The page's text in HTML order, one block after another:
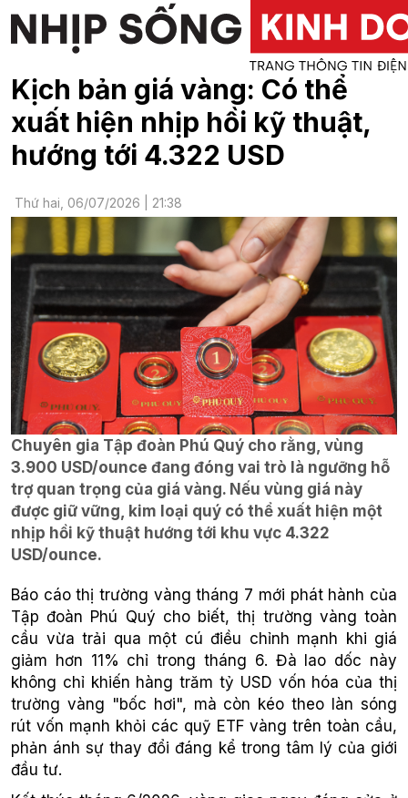
Kịch bản giá vàng: Có thể
xuất hiện nhịp hồi kỹ thuật,
hướng tới 4.322 USD
Thứ hai, 06/07/2026 | 21:38
Chuyên gia Tập đoàn Phú Quý cho rằng, vùng
3.900 USD/ounce đang đóng vai trò là ngưỡng hỗ
trợ quan trọng của giá vàng. Nếu vùng giá này
được giữ vững, kim loại quý có thể xuất hiện một
nhịp hồi kỹ thuật hướng tới khu vực 4.322
USD/ounce.
Báo cáo thị trường vàng tháng 7 mới phát hành của
Tập đoàn Phú Quý cho biết, thị trường vàng toàn
cầu vừa trải qua một cú điều chỉnh mạnh khi giá
giảm hơn 11% chỉ trong tháng 6. Đà lao dốc này
không chỉ khiến hàng trăm tỷ USD vốn hóa của thị
trường vàng "bốc hơi", mà còn kéo theo làn sóng
rút vốn mạnh khỏi các quỹ ETF vàng trên toàn cầu,
phản ánh sự thay đổi đáng kể trong tâm lý của giới
đầu tư.